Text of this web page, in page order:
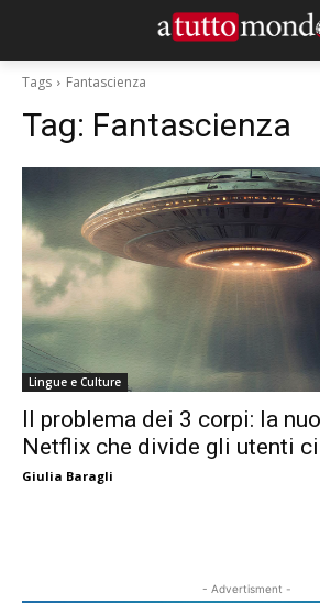
Tags Fantascienza
Tag: Fantascienza
Lingue e Culture
Il problema dei 3 corpi: la
Netflix che divide gli utenti
Giulia Baragli
- Advertisment -